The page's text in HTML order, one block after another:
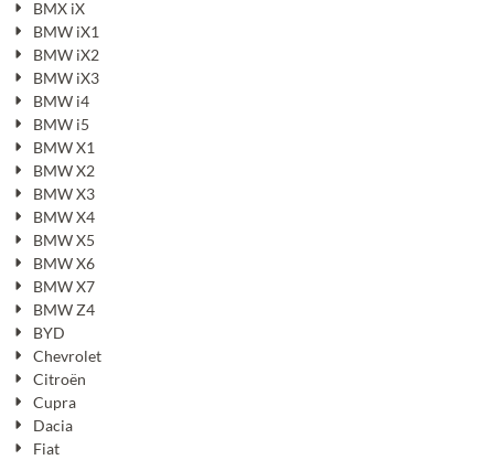
BMX iX
BMW iX1
BMW iX2
BMW iX3
BMW i4
BMW i5
BMW X1
BMW X2
BMW X3
BMW X4
BMW X5
BMW X6
BMW X7
BMW Z4
BYD
Chevrolet
Citroën
Cupra
Dacia
Fiat